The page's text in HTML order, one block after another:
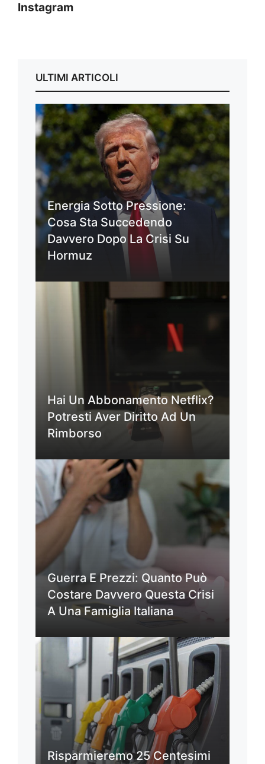
Instagram
ULTIMI ARTICOLI
Energia Sotto Pressione:
Cosa Sta Succedendo
Davvero Dopo La Crisi Su
Hormuz
Hai Un Abbonamento Netflix?
Potresti Aver Diritto Ad Un
Rimborso
Guerra E Prezzi: Quanto Può
Costare Davvero Questa Crisi
A Una Famiglia Italiana
Risparmieremo 25 Centesimi